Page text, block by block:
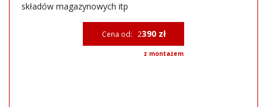
składów magazynowych itp
Cena od: 2390 zł
z montażem